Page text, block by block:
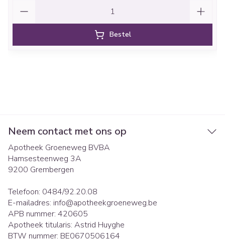
Bestel
Neem contact met ons op
Apotheek Groeneweg BVBA
Hamsesteenweg 3A
9200 Grembergen
Telefoon: 0484/92.20.08
E-mailadres: info@apotheekgroeneweg.be
APB nummer: 420605
Apotheek titularis: Astrid Huyghe
BTW nummer: BE0670506164